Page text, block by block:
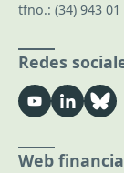
tfno.: (34) 943
Redes
Web